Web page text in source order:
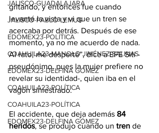
JALISCO-GUADALAJARA
JALISCO-PABLO LEMUS
EDOMEX23-POLÍTICA
COAHUILA23-MANOLO JIMÉNEZ SALINAS
EDOMEX23-DELFINA GÓMEZ
COAHUILA23-POLÍTICA
COAHUILA23-POLÍTICA
EDOMEX23-DELFINA GÓMEZ
gritando, y entonces fue cuando
levanté la vista y vi que un tren se
acercaba por detrás. Después de ese
momento, ya no me acuerdo de nada.
Al rato, me desperté”, dice a EFE Siti -
pseudónimo, pues la mujer prefiere no
revelar su identidad-, quien iba en el
vagón siniestrado.
El accidente, que deja además 84
heridos, se produjo cuando un tren de